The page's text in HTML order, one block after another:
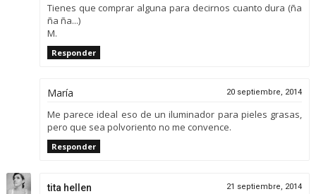
Tienes que comprar alguna para decirnos cuanto dura (ña
ña ña...)
M.
Responder
María 20 septiembre, 2014
Me parece ideal eso de un iluminador para pieles grasas,
pero que sea polvoriento no me convence.
Responder
tita hellen 21 septiembre, 2014